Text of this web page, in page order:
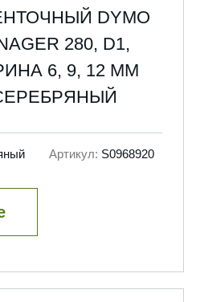
DYMO
280, D1,
6, 9, 12 ММ
Артикул: S0968920